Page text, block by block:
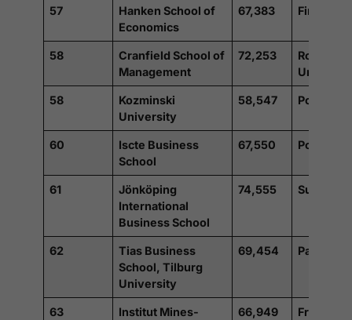
57
Hanken School of
Economics
67,383 Finlande
58
Cranfield School of
Management
72,253
Uni
58
Kozminski
University
58,547 Pologne
60
Iscte Business
School
67,550 Portugal
61
Jönköping
International
Business School
74,555 Suède
62
Tias Business
School, Tilburg
University
69,454 Pays-Bas
63
Institut Mines-
66,949 France